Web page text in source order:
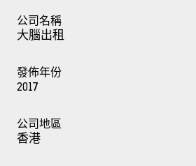
公司名稱
大腦出租
發佈年份
2017
公司地區
香港